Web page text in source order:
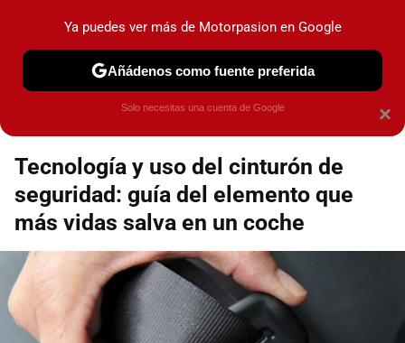
marca que se menciona
Espacio Toyota
Tecnología y uso del cinturón de
seguridad: guía del elemento que
más vidas salva en un coche
×
Ya puedes ver más de Motorpasion en Google
Añádenos como fuente preferida
Solo necesitas una cuenta de Google